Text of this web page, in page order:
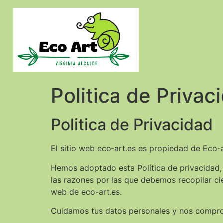
Politica de
Politica de Privacidad
El sitio web eco-art.es es propiedad de
Hemos adoptado esta Política de
las razones por las que debemos recopilar
web de eco-art.es.
Cuidamos tus datos personales y nos